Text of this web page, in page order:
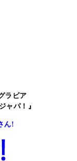
ラビア
ャパ！』
ん!